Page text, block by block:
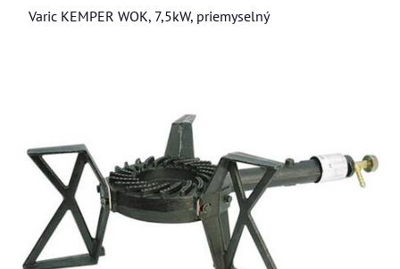
Varic KEMPER WOK, 7,5kW, priemyselný